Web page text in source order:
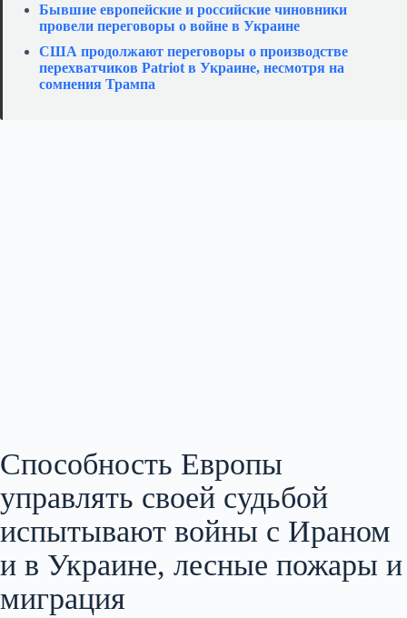
Бывшие европейские и российские чиновники
провели переговоры о войне в Украине
США продолжают переговоры о производстве
перехватчиков Patriot в Украине, несмотря на
сомнения Трампа
Способность Европы
управлять своей судьбой
испытывают войны с Ираном
и в Украине, лесные пожары и
миграция